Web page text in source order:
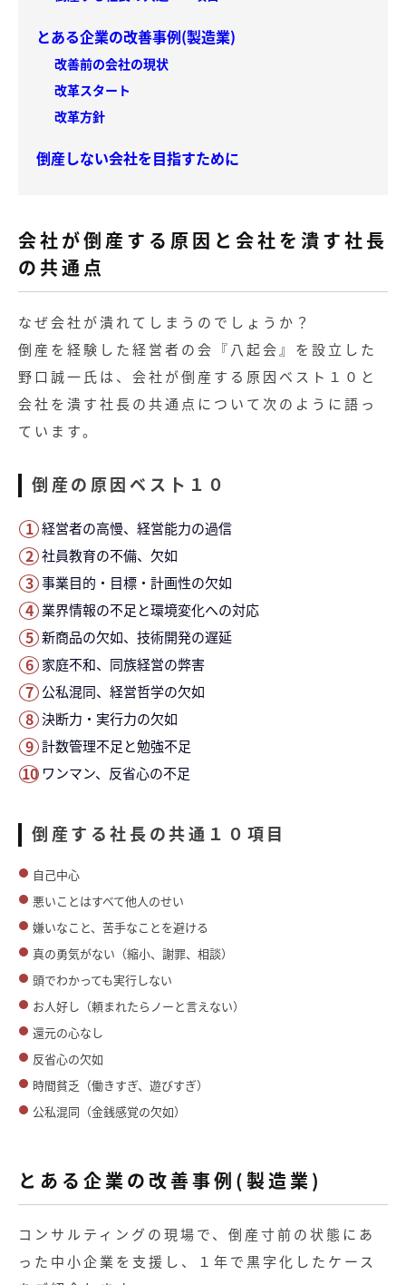
とある企業の改善事例(製造業)
改善前の会社の現状
改革スタート
改革方針
倒産しない会社を目指すために
会社が倒産する原因と会社を潰す社長
の共通点
なぜ会社が潰れてしまうのでしょうか？
倒産を経験した経営者の会『八起会』を設立した
野口誠一氏は、会社が倒産する原因ベスト１０と
会社を潰す社長の共通点について次のように語っ
ています。
倒産の原因ベス卜１０
経営者の高慢、経営能力の過信
社員教育の不備、欠如
事業目的・目標・計画性の欠如
業界情報の不足と環境変化への対応
新商品の欠如、技術開発の遅延
家庭不和、同族経営の弊害
公私混同、経営哲学の欠如
決断力・実行力の欠如
計数管理不足と勉強不足
ワンマン、反省心の不足
倒産する社長の共通１０項目
自己中心
悪いことはすべて他人のせい
嫌いなこと、苦手なことを避ける
真の勇気がない（縮小、謝罪、相談）
頭でわかっても実行しない
お人好し（頼まれたらノーと言えない）
還元の心なし
反省心の欠如
時間貧乏（働きすぎ、遊びすぎ）
公私混同（金銭感覚の欠如）
とある企業の改善事例(製造業)
コンサルティングの現場で、倒産寸前の状態にあ
った中小企業を支援し、１年で黒字化したケース